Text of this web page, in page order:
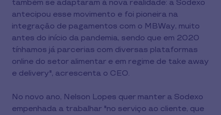
também se adaptaram à nova realidade: a Sodexo
antecipou esse movimento e foi pioneira na
integração de pagamentos com o MBWay, muito
antes do início da pandemia, sendo que em 2020
tínhamos já parcerias com diversas plataformas
online do setor alimentar e em regime de take away
e delivery", acrescenta o CEO.
No novo ano, Nelson Lopes quer manter a Sodexo
empenhada a trabalhar "no serviço ao cliente, que